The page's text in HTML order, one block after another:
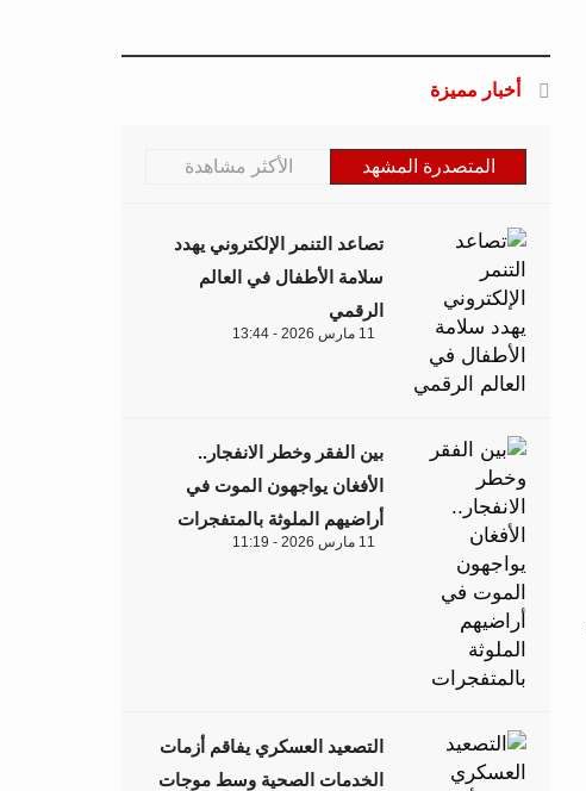
أخبار مميزة
المتصدرة المشهد الأكثر مشاهدة
تصاعد التنمر الإلكتروني يهدد
سلامة الأطفال في العالم
الرقمي
11 مارس 2026 - 13:44
بين الفقر وخطر الانفجار..
الأفغان يواجهون الموت في
أراضيهم الملوثة بالمتفجرات
11 مارس 2026 - 11:19
التصعيد العسكري يفاقم أزمات
الخدمات الصحية وسط موجات